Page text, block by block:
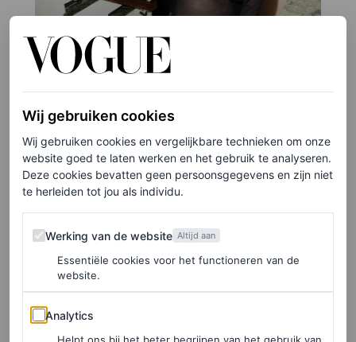
©DAELOSHOTS
8/31
Wij gebruiken cookies
Wij gebruiken cookies en vergelijkbare technieken om onze
website goed te laten werken en het gebruik te analyseren.
Deze cookies bevatten geen persoonsgegevens en zijn niet
te herleiden tot jou als individu.
Werking van de website
Werking van de website Altijd aan
Essentiële cookies voor het functioneren van de
website.
Analytics
Analytics